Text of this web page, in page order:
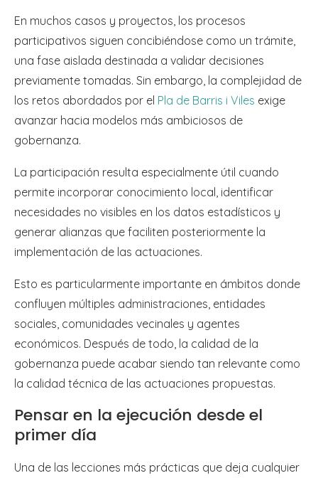
En muchos casos y proyectos, los procesos
participativos siguen concibiéndose como un trámite,
una fase aislada destinada a validar decisiones
previamente tomadas. Sin embargo, la complejidad de
los retos abordados por el Pla de Barris i Viles exige
avanzar hacia modelos más ambiciosos de
gobernanza.
La participación resulta especialmente útil cuando
permite incorporar conocimiento local, identificar
necesidades no visibles en los datos estadísticos y
generar alianzas que faciliten posteriormente la
implementación de las actuaciones.
Esto es particularmente importante en ámbitos donde
confluyen múltiples administraciones, entidades
sociales, comunidades vecinales y agentes
económicos. Después de todo, la calidad de la
gobernanza puede acabar siendo tan relevante como
la calidad técnica de las actuaciones propuestas.
Pensar en la ejecución desde el
primer día
Una de las lecciones más prácticas que deja cualquier